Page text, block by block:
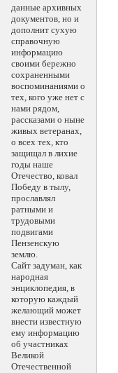
данные архивных
документов, но и
дополнит сухую
справочную
информацию
своими бережно
сохраненными
воспоминаниями о
тех, кого уже нет с
нами рядом,
рассказами о ныне
живых ветеранах,
о всех тех, кто
защищал в лихие
годы наше
Отечество, ковал
Победу в тылу,
прославлял
ратными и
трудовыми
подвигами
Пензенскую
землю.
Сайт задуман, как
народная
энциклопедия, в
которую каждый
желающий может
внести известную
ему информацию
об участниках
Великой
Отечественной